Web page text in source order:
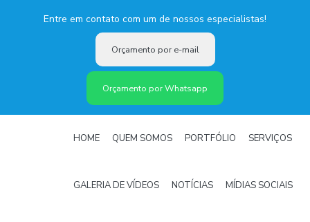
Entre em contato com um de nossos especialistas!
Orçamento por e-mail
Orçamento por Whatsapp
HOME QUEM SOMOS PORTFÓLIO SERVIÇOS
GALERIA DE VÍDEOS NOTÍCIAS MÍDIAS SOCIAIS